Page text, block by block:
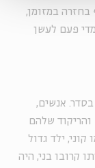
במזומן,
פעם לעשן
בסדר. אנשים,
והריקוד שלהם
ילד גדול
קרובו בני, היה